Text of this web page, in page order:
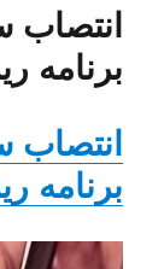
برنامه
برنامه